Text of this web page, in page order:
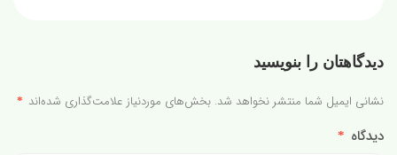
دیدگاهتان را بنویسید
نشانی ایمیل شما منتشر نخواهد شد. بخش‌های موردنیاز علامت‌گذاری شده‌اند *
دیدگاه *